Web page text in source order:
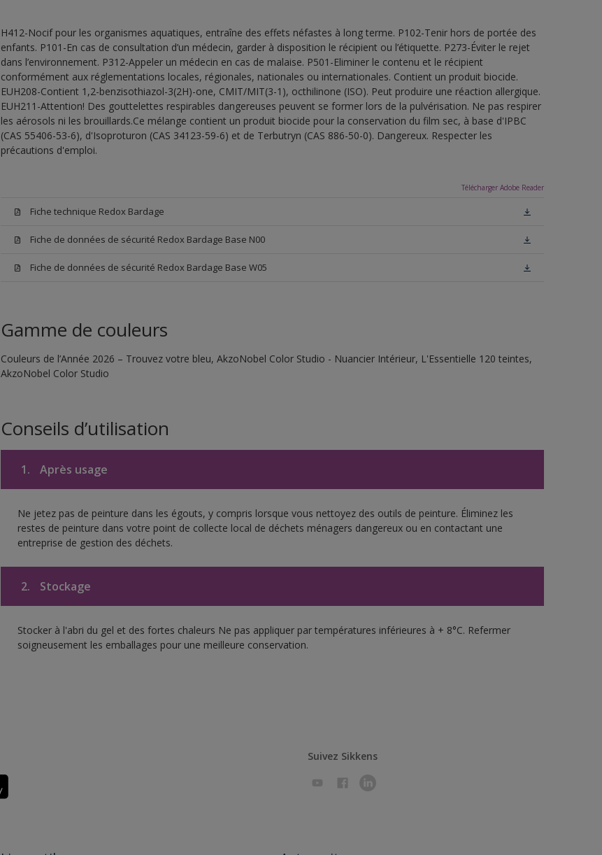
H412-Nocif pour les organismes aquatiques, entraîne des effets néfastes à long terme. P102-Tenir hors de portée des
enfants. P101-En cas de consultation d’un médecin, garder à disposition le récipient ou l’étiquette. P273-Éviter le rejet
dans l’environnement. P312-Appeler un médecin en cas de malaise. P501-Eliminer le contenu et le récipient
conformément aux réglementations locales, régionales, nationales ou internationales. Contient un produit biocide.
EUH208-Contient 1,2-benzisothiazol-3(2H)-one, CMIT/MIT(3-1), octhilinone (ISO). Peut produire une réaction allergique.
EUH211-Attention! Des gouttelettes respirables dangereuses peuvent se former lors de la pulvérisation. Ne pas respirer
les aérosols ni les brouillards.Ce mélange contient un produit biocide pour la conservation du film sec, à base d'IPBC
(CAS 55406-53-6), d'Isoproturon (CAS 34123-59-6) et de Terbutryn (CAS 886-50-0). Dangereux. Respecter les
précautions d'emploi.
Télécharger Adobe Reader
Fiche technique Redox Bardage
Fiche de données de sécurité Redox Bardage Base N00
Fiche de données de sécurité Redox Bardage Base W05
Gamme de couleurs
Couleurs de l’Année 2026 – Trouvez votre bleu, AkzoNobel Color Studio - Nuancier Intérieur, L'Essentielle 120 teintes,
AkzoNobel Color Studio
Conseils d’utilisation
1. Après usage
Ne jetez pas de peinture dans les égouts, y compris lorsque vous nettoyez des outils de peinture. Éliminez les
restes de peinture dans votre point de collecte local de déchets ménagers dangereux ou en contactant une
entreprise de gestion des déchets.
2. Stockage
Stocker à l'abri du gel et des fortes chaleurs Ne pas appliquer par températures inférieures à + 8°C. Refermer
soigneusement les emballages pour une meilleure conservation.
Suivez Sikkens